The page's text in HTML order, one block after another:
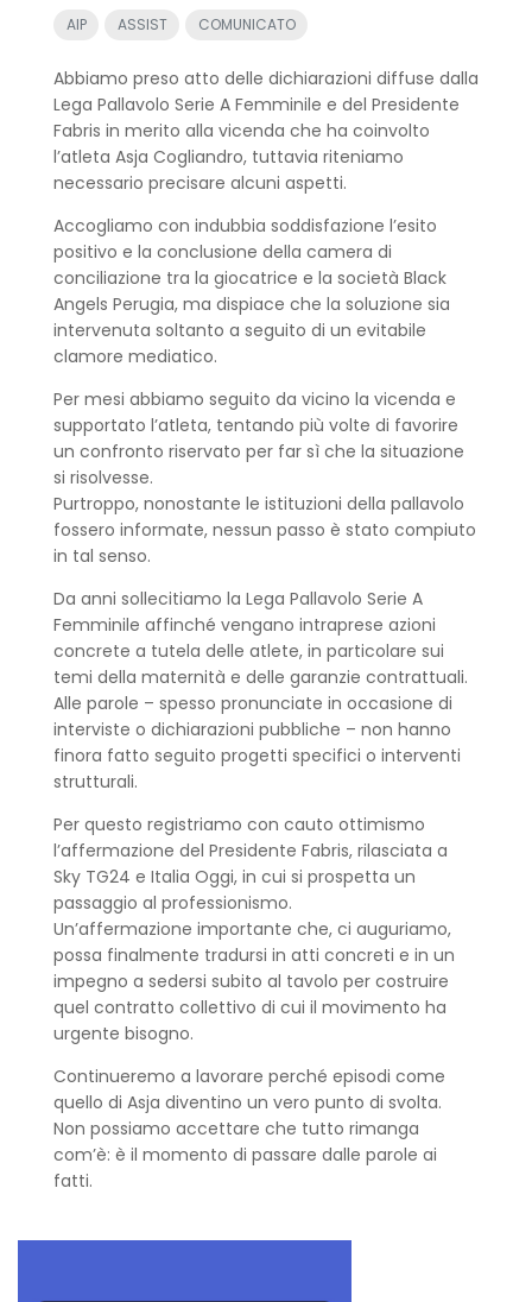
AIP
ASSIST COMUNICATO
Abbiamo preso atto delle dichiarazioni diffuse dalla
Lega Pallavolo Serie A Femminile e del Presidente
Fabris in merito alla vicenda che ha coinvolto
l’atleta Asja Cogliandro, tuttavia riteniamo
necessario precisare alcuni aspetti.
Accogliamo con indubbia soddisfazione l’esito
positivo e la conclusione della camera di
conciliazione tra la giocatrice e la società Black
Angels Perugia, ma dispiace che la soluzione sia
intervenuta soltanto a seguito di un evitabile
clamore mediatico.
Per mesi abbiamo seguito da vicino la vicenda e
supportato l’atleta, tentando più volte di favorire
un confronto riservato per far sì che la situazione
si risolvesse.
Purtroppo, nonostante le istituzioni della pallavolo
fossero informate, nessun passo è stato compiuto
in tal senso.
Da anni sollecitiamo la Lega Pallavolo Serie A
Femminile affinché vengano intraprese azioni
concrete a tutela delle atlete, in particolare sui
temi della maternità e delle garanzie contrattuali.
Alle parole – spesso pronunciate in occasione di
interviste o dichiarazioni pubbliche – non hanno
finora fatto seguito progetti specifici o interventi
strutturali.
Per questo registriamo con cauto ottimismo
l’affermazione del Presidente Fabris, rilasciata a
Sky TG24 e Italia Oggi, in cui si prospetta un
passaggio al professionismo.
Un’affermazione importante che, ci auguriamo,
possa finalmente tradursi in atti concreti e in un
impegno a sedersi subito al tavolo per costruire
quel contratto collettivo di cui il movimento ha
urgente bisogno.
Continueremo a lavorare perché episodi come
quello di Asja diventino un vero punto di svolta.
Non possiamo accettare che tutto rimanga
com’è: è il momento di passare dalle parole ai
fatti.